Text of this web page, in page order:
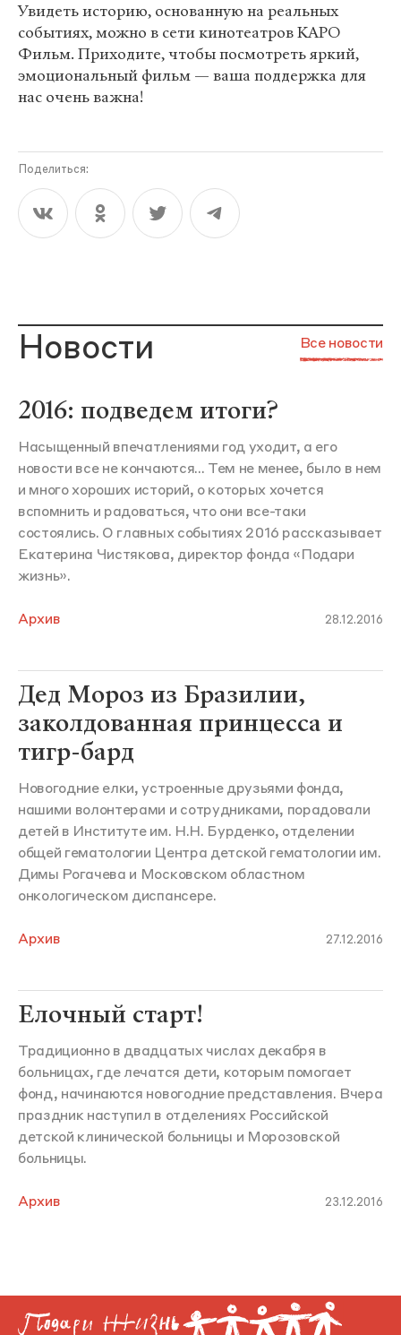
Увидеть историю, основанную на реальных
событиях, можно в сети кинотеатров КАРО
Фильм. Приходите, чтобы посмотреть яркий,
эмоциональный фильм — ваша поддержка для
нас очень важна!
Поделиться:
Новости Все новости
2016: подведем итоги?
Насыщенный впечатлениями год уходит, а его
новости все не кончаются... Тем не менее, было в нем
и много хороших историй, о которых хочется
вспомнить и радоваться, что они все-таки
состоялись. О главных событиях 2016 рассказывает
Екатерина Чистякова, директор фонда «Подари
жизнь».
Архив 28.12.2016
Дед Мороз из Бразилии,
заколдованная принцесса и
тигр-бард
Новогодние елки, устроенные друзьями фонда,
нашими волонтерами и сотрудниками, порадовали
детей в Институте им. Н.Н. Бурденко, отделении
общей гематологии Центра детской гематологии им.
Димы Рогачева и Московском областном
онкологическом диспансере.
Архив 27.12.2016
Елочный старт!
Традиционно в двадцатых числах декабря в
больницах, где лечатся дети, которым помогает
фонд, начинаются новогодние представления. Вчера
праздник наступил в отделениях Российской
детской клинической больницы и Морозовской
больницы.
Архив 23.12.2016